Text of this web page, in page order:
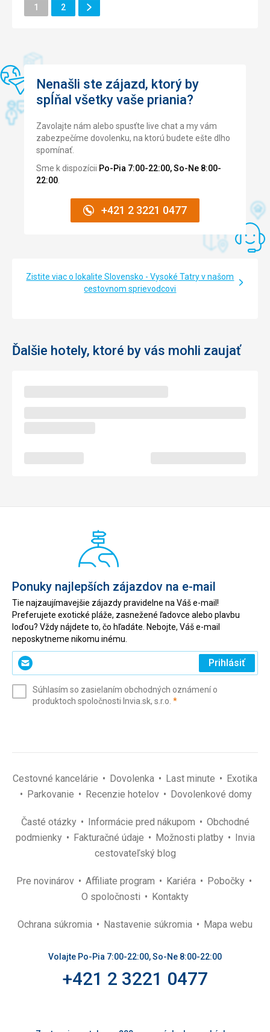
Ubytovanie
Služby
Cena
Vařili jsme si sami, kuchyň skvěle vybavená.
Ubytovanie
Apartmán - nádherný, prostorný, útulný, čistý. Skvělý
výhled na Tatry, k dispozici balkón. Příjemné velké postele,
vybavená kuchyň (mikrovlnka, hrnce, varná konvice,
Nevyužili jsme
Táto recenzia bola preložená automaticky pomocou
Stránka
1 Stránka
2
Ďalšie
Stránka
Nenašli ste zájazd, ktorý by
spĺňal všetky vaše priania?
Zavolajte nám alebo spusťte live chat a my vám
zabezpečíme dovolenku, na ktorú budete ešte dlho
spomínať.
Sme k dispozícii Po-Pia 7:00-22:00, So-Ne 8:00-
22:00
+421 2 3221 0477
Zistite viac o lokalite Slovensko - Vysoké Tatry v našom
cestovnom sprievodcovi
Ďalšie hotely, ktoré by vás mohli zaujať
Ponuky najlepších zájazdov na e-mail
Tie najzaujímavejšie zájazdy pravidelne na Váš e-mail!
Preferujete exotické pláže, zasnežené ľadovce alebo plavbu
loďou? Vždy nájdete to, čo hľadáte. Nebojte, Váš e-mail
neposkytneme nikomu inému.
Zadajte
svoj
(povinné)
Prihlásiť
Súhlasím so zasielaním obchodných oznámení o
produktoch spoločnosti Invia.sk, s.r.o. *(povinné)
Cestovné kancelárie Dovolenka Last minute
Exotika
Parkovanie
Recenzie hotelov Dovolenkové domy
Časté otázky Informácie pred nákupom
Obchodné
podmienky
Fakturačné údaje Možnosti platby
Invia
cestovateľský blog
Pre novinárov Affiliate program Kariéra
Pobočky
O spoločnosti
Kontakty
Ochrana súkromia Nastavenie súkromia Mapa webu
Volajte Po-Pia 7:00-22:00, So-Ne 8:00-22:00
+421 2 3221 0477